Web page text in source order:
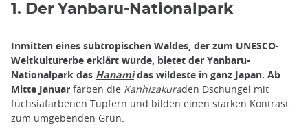
1. Der Yanbaru-Nationalpark
Inmitten eines subtropischen Waldes, der zum UNESCO-
Weltkulturerbe erklärt wurde, bietet der Yanbaru-
Nationalpark das Hanami das wildeste in ganz Japan. Ab
Mitte Januar färben die Kanhizakuraden Dschungel mit
fuchsiafarbenen Tupfern und bilden einen starken Kontrast
zum umgebenden Grün.